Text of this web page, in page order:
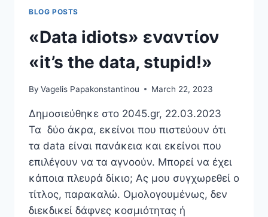
PASSES
AWAY
BLOG POSTS
«Data idiots» εναντίον
«it’s the data, stupid!»
By Vagelis Papakonstantinou March 22, 2023
Δημοσιεύθηκε στο 2045.gr, 22.03.2023
Τα δύο άκρα, εκείνοι που πιστεύουν ότι
τα data είναι πανάκεια και εκείνοι που
επιλέγουν να τα αγνοούν. Μπορεί να έχει
κάποια πλευρά δίκιο; Ας μου συγχωρεθεί ο
τίτλος, παρακαλώ. Ομολογουμένως, δεν
διεκδικεί δάφνες κοσμιότητας ή